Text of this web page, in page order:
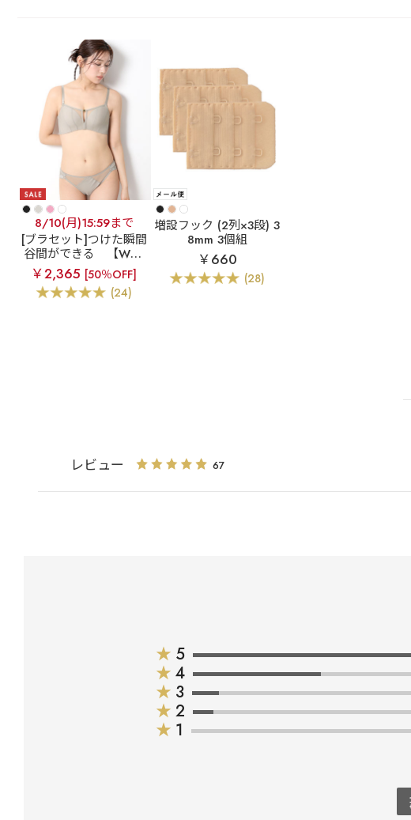
8/10(月)15:59まで
[ブラセット]つけた瞬間
谷間ができる
【WEB
限定】デコルテリフト
超盛ブラ(R) ブラジャー
&ショーツ
￥2,365 [50％OFF]
(24)
増設フック (2列×3段) 3
8mm 3個組
￥660
(28)
レビュー 67
★ 5
★ 4
★ 3
★ 2
★ 1